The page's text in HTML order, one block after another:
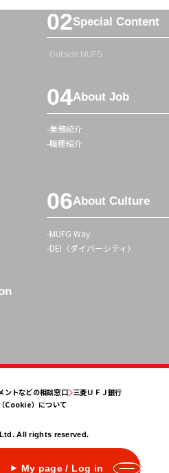
My page / Log in
Special Content
Outside MUFG
About Job
業務紹介
職種紹介
About Culture
MUFG Way
DEI（ダイバーシティ）
ントなどの相談窓口 三菱ＵＦＪ銀行
Cookie）について
All rights reserved.